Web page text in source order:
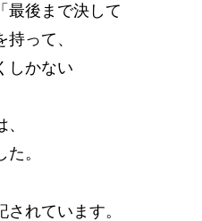
最後まで決して
って、
しかない
。
れています。